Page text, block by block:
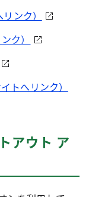
ンク）
ク）
トへリンク）
アウト ア